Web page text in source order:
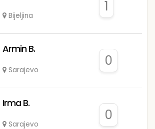
Bijeljina
1
Armin B.
Sarajevo
0
Irma B.
Sarajevo
0